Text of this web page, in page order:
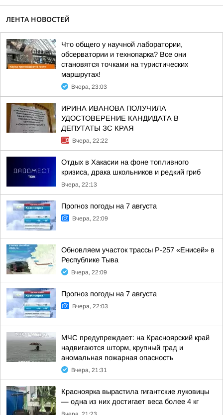
ЛЕНТА НОВОСТЕЙ
Что общего у научной лаборатории,
обсерватории и технопарка? Все они
становятся точками на туристических
маршрутах!
Вчера, 23:03
ИРИНА ИВАНОВА ПОЛУЧИЛА
УДОСТОВЕРЕНИЕ КАНДИДАТА В
ДЕПУТАТЫ ЗС КРАЯ
Вчера, 22:22
Отдых в Хакасии на фоне топливного
кризиса, драка школьников и редкий гриб
Вчера, 22:13
Прогноз погоды на 7 августа
Вчера, 22:09
Обновляем участок трассы Р-257 «Енисей» в
Республике Тыва
Вчера, 22:09
Прогноз погоды на 7 августа
Вчера, 22:03
МЧС предупреждает: на Красноярский край
надвигаются шторм, крупный град и
аномальная пожарная опасность
Вчера, 21:31
Красноярка вырастила гигантские луковицы
— одна из них достигает веса более 4 кг